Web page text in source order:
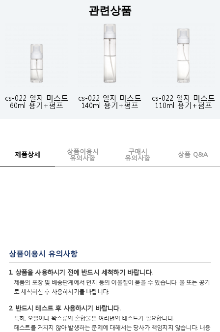
관련상품
cs-022 일자 미스트
60ml 용기+펌프
cs-022 일자 미스트
140ml 용기+펌프
cs-022 일자 미스트
110ml 용기+펌프
제품상세 상품이용시
유의사항
구매시
유의사항 상품 Q&A
상품이용시 유의사항
1. 상품을 사용하시기 전에 반드시 세척하기 바랍니다.
제품의 포장 및 배송단계에서 먼지 등의 이물질이 묻을 수 있습니다. 물 또는 공기
로 세척하신 후 사용하시기를 바랍니다.
2. 반드시 테스트 후 사용하시기 바랍니다.
특히, 오일이나 왁스류의 혼합물은 여러번의 테스트가 필요합니다.
테스트를 거치지 않아 발생하는 문제에 대해서는 당사가 책임지지 않습니다. 내용